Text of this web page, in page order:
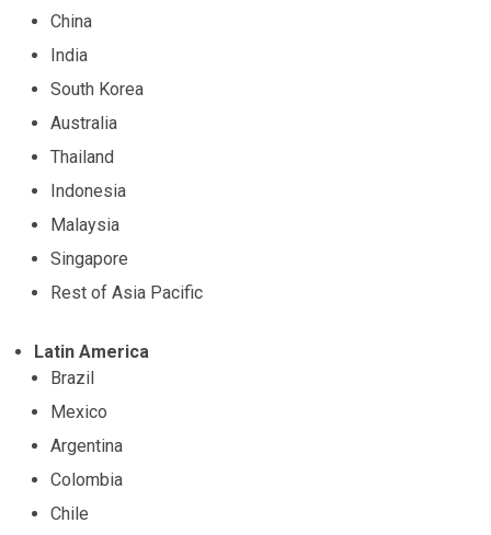
China
India
South Korea
Australia
Thailand
Indonesia
Malaysia
Singapore
Rest of Asia Pacific
Latin America
Brazil
Mexico
Argentina
Colombia
Chile